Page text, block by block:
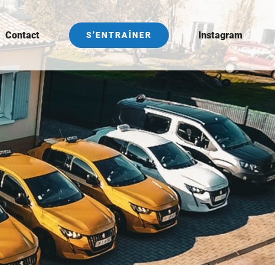
Contact S’ENTRAÎNER Instagram